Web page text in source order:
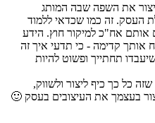
את השפה שבה המותג
העסק. זה כמו שכדאי ללמוד
אותם אח"כ למיקור חוץ. הידע
אותך קדימה - כי תדעי איך זה
תחתייך ופשוט להיות
כל כך כיף ליצור ולשווק,
בעצמך את העיצובים בעסק 🙂